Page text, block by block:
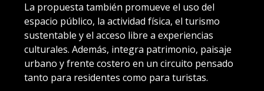
La propuesta también promueve el uso del
espacio público, la actividad física, el turismo
sustentable y el acceso libre a experiencias
culturales. Además, integra patrimonio, paisaje
urbano y frente costero en un circuito pensado
tanto para residentes como para turistas.